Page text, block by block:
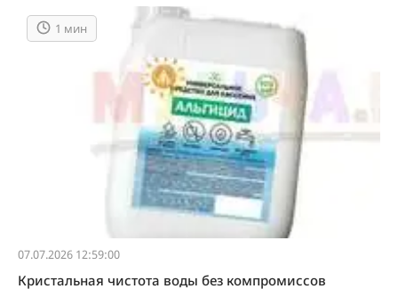
1 мин
07.07.2026 12:59:00
Кристальная чистота воды без компромиссов